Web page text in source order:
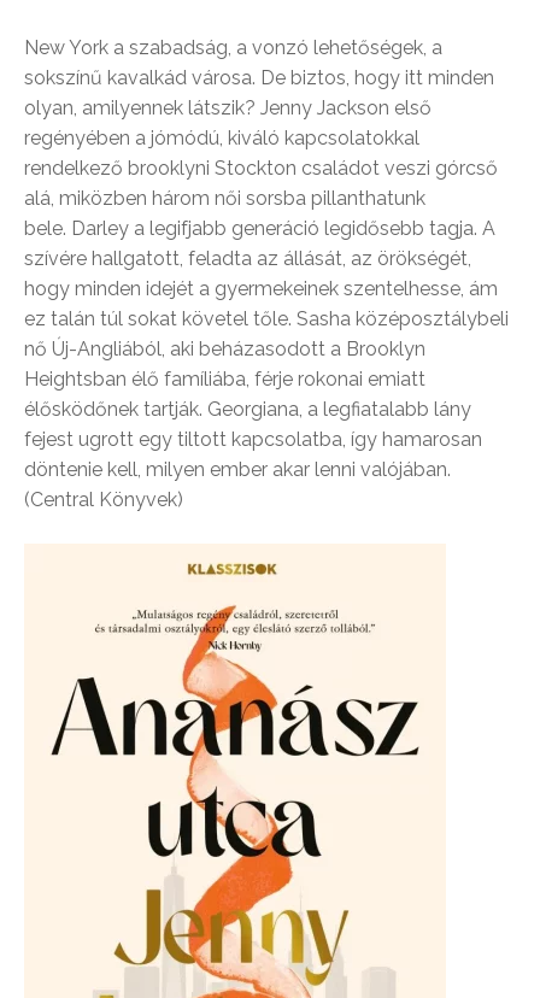
New York a szabadság, a vonzó lehetőségek, a
sokszínű kavalkád városa. De biztos, hogy itt minden
olyan, amilyennek látszik? Jenny Jackson első
regényében a jómódú, kiváló kapcsolatokkal
rendelkező brooklyni Stockton családot veszi górcső
alá, miközben három női sorsba pillanthatunk
bele. Darley a legifjabb generáció legidősebb tagja. A
szívére hallgatott, feladta az állását, az örökségét,
hogy minden idejét a gyermekeinek szentelhesse, ám
ez talán túl sokat követel tőle. Sasha középosztálybeli
nő Új-Angliából, aki beházasodott a Brooklyn
Heightsban élő famíliába, férje rokonai emiatt
élősködőnek tartják. Georgiana, a legfiatalabb lány
fejest ugrott egy tiltott kapcsolatba, így hamarosan
döntenie kell, milyen ember akar lenni valójában.
(Central Könyvek)